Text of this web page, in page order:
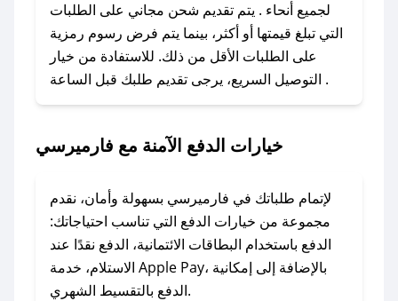
بسرعة.
### كيفية استخدام كود خصم فارميرسي؟
1. انسخ كود الخصم من تطبيق صحصح.
2. الصقه في خانة الدفع عند التسوق من فارميرسي.
### ماذا أفعل إذا لم يعمل كود الخصم؟
الرسائل الخاصة على تويتر أو البريد الإلكتروني،
وسنقوم بحل المشكلة في أسرع وقت ممكن.
### ماذا أفعل إذا لم أجد كود خصم لمتجري
المفضل؟
لجميع أنحاء . يتم تقديم شحن مجاني على الطلبات
التي تبلغ قيمتها أو أكثر، بينما يتم فرض رسوم رمزية
على الطلبات الأقل من ذلك. للاستفادة من خيار
التوصيل السريع، يرجى تقديم طلبك قبل الساعة .
خيارات الدفع الآمنة مع فارميرسي
لإتمام طلباتك في فارميرسي بسهولة وأمان، نقدم
مجموعة من خيارات الدفع التي تناسب احتياجاتك:
الدفع باستخدام البطاقات الائتمانية، الدفع نقدًا عند
الاستلام، خدمة Apple Pay، بالإضافة إلى إمكانية
الدفع بالتقسيط الشهري.